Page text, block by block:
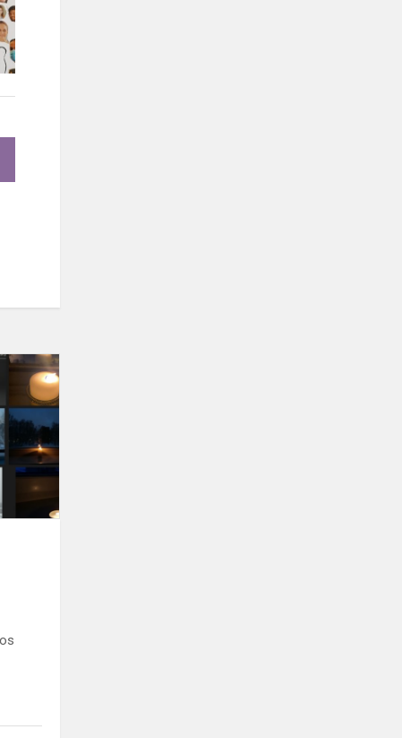
Laisvės
pamokos